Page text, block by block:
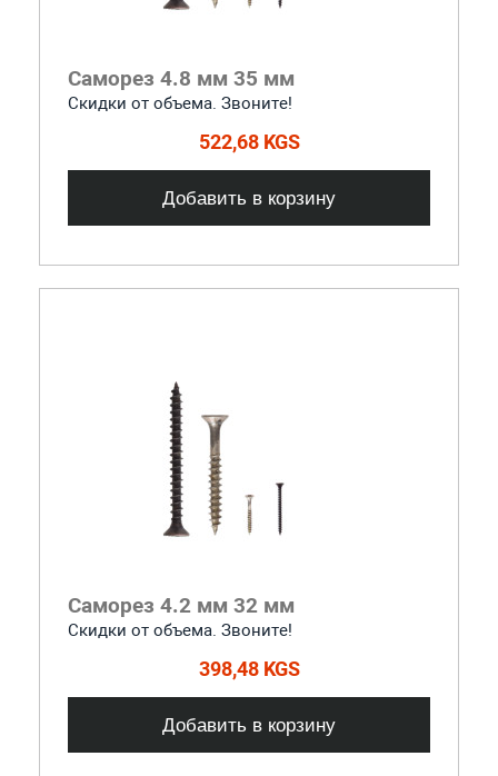
Саморез 4.8 мм 35 мм
Скидки от объема. Звоните!
522,68 KGS
Добавить в корзину
Саморез 4.2 мм 32 мм
Скидки от объема. Звоните!
398,48 KGS
Добавить в корзину